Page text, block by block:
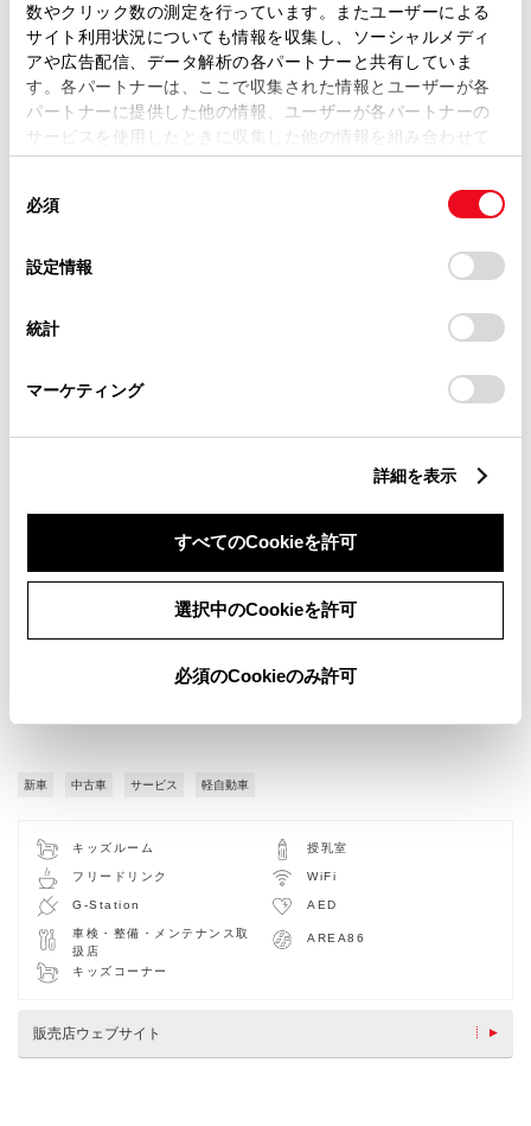
数やクリック数の測定を行っています。またユーザーによる
サイト利用状況についても情報を収集し、ソーシャルメディ
アや広告配信、データ解析の各パートナーと共有していま
す。各パートナーは、ここで収集された情報とユーザーが各
パートナーに提供した他の情報、ユーザーが各パートナーの
サービスを使用したときに収集した他の情報を組み合わせて
使用することがあります。当ウェブサイトの使用を続行する
デバイスにすべてのCookie(クッキー)が保存されることに同
意したことになります。Cookie(クッキー)のオプトアウト、
設定の変更、同意を撤回したりするにあたっては、当社の
「Cookie（クッキー）情報の取り扱いについて
」をご覧くだ
必須
設定情報
統計
マーケティング
詳細を表示
すべてのCookieを許可
選択中のCookieを許可
必須のCookieのみ許可
カラー
ブラックマイカメタリック×シャイニン
グホワイトパール
エンジンタイプ ハイブリッド
試乗予約
新車 中古車 サービス 軽自動車
キッズルーム 授乳室
フリードリンク WiFi
G-Station AED
車検・整備・メンテナンス取
扱店
AREA86
キッズコーナー
販売店ウェブサイト